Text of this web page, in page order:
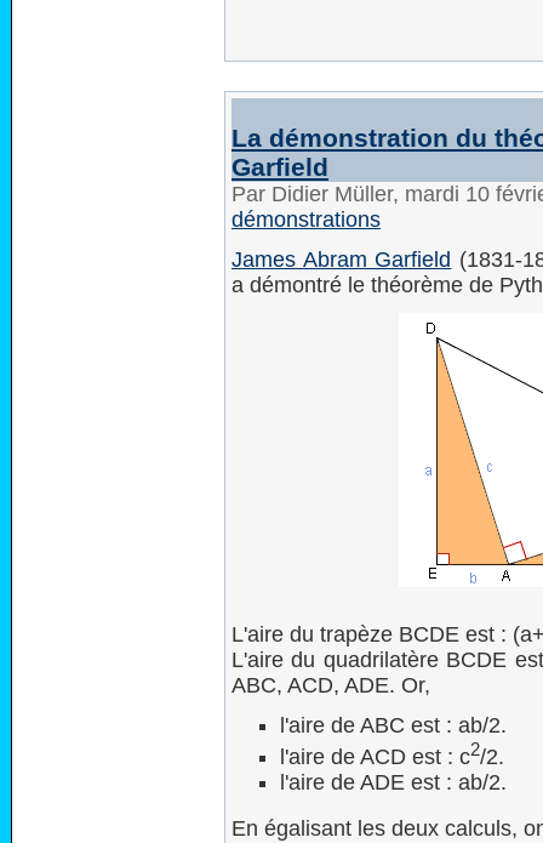
La démonstration du
Garfield
Par Didier Müller, mardi 10
démonstrations
James Abram Garfield (1831-
a démontré le théorème de
L'aire du trapèze BCDE est :
L'aire du quadrilatère BCDE
ABC, ACD, ADE. Or,
l'aire de ABC est : ab/2.
l'aire de ACD est : c2/2.
l'aire de ADE est : ab/2.
En égalisant les deux calculs,